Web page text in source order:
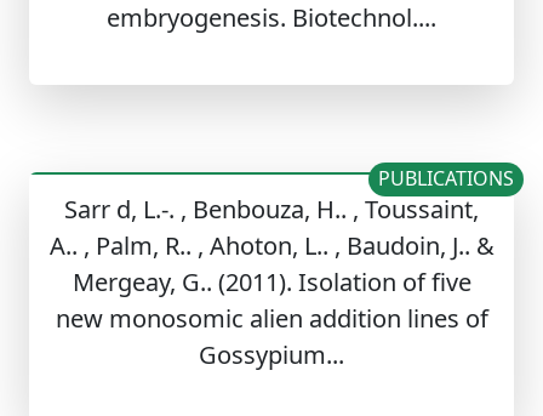
embryogenesis. Biotechnol....
Sarr d, L.-. , Benbouza, H.. , Toussaint,
A.. , Palm, R.. , Ahoton, L.. , Baudoin, J.. &
Mergeay, G.. (2011). Isolation of five
new monosomic alien addition lines of
Gossypium...
PUBLICATIONS